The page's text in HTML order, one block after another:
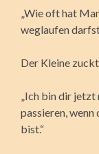
„Wie oft hat
weglaufen
Der Kleine
„Ich bin dir
passieren, wenn
bist.“